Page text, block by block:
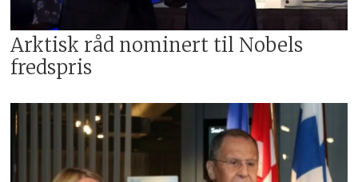
Arktisk råd nominert til Nobels
fredspris